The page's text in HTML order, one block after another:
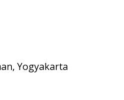
Yogyakarta